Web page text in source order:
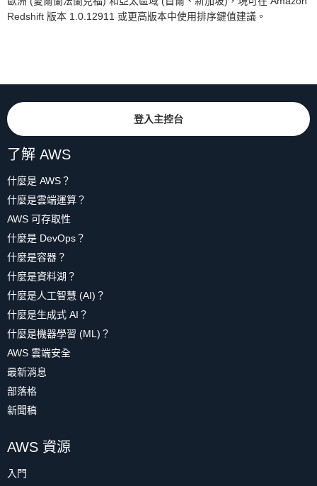
Redshift 版本 1.0.12911 或更高版本中使用排序鍵值建議。
登入主控台
了解 AWS
什麼是 AWS？
什麼是雲端運算？
AWS 可存取性
什麼是 DevOps？
什麼是容器？
什麼是資料湖？
什麼是人工智慧 (AI)？
什麼是生成式 AI？
什麼是機器學習 (ML)？
AWS 雲端安全
最新消息
部落格
新聞稿
AWS 資源
入門